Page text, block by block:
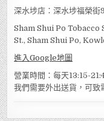
Sham Shui Po Tobacco
進入Google地圖